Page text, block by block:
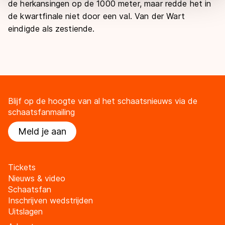
overdracht. Meer informatie vindt u in onscookiebeleid.
de herkansingen op de 1000 meter, maar redde het in
de kwartfinale niet door een val. Van der Wart
eindigde als zestiende.
Blijf op de hoogte van al het schaatsnieuws via de
schaatsfanmailing
Meld je aan
Tickets
Nieuws & video
Schaatsfan
Inschrijven wedstrijden
Uitslagen